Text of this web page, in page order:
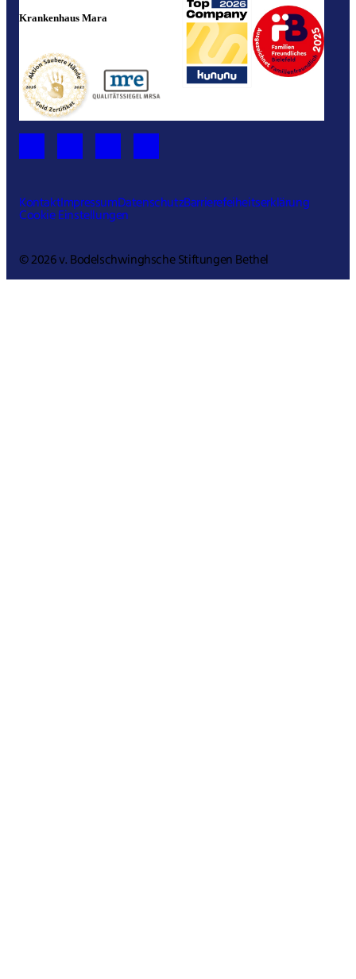
Krankenhaus Mara
KontaktImpressumDatenschutzBarrierefeiheitserklärung
Cookie Einstellungen
© 2026 v. Bodelschwinghsche Stiftungen Bethel